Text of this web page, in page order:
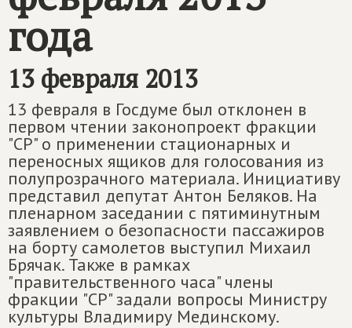
года
13 февраля 2013
13 февраля в Госдуме был отклонен в
первом чтении законопроект фракции
"СР" о применении стационарных и
переносных ящиков для голосования из
полупрозрачного материала. Инициативу
представил депутат Антон Беляков. На
пленарном заседании с пятиминутным
заявлением о безопасности пассажиров
на борту самолетов выступил Михаил
Брячак. Также в рамках
"правительственного часа" члены
фракции "СР" задали вопросы Министру
культуры Владимиру Мединскому.